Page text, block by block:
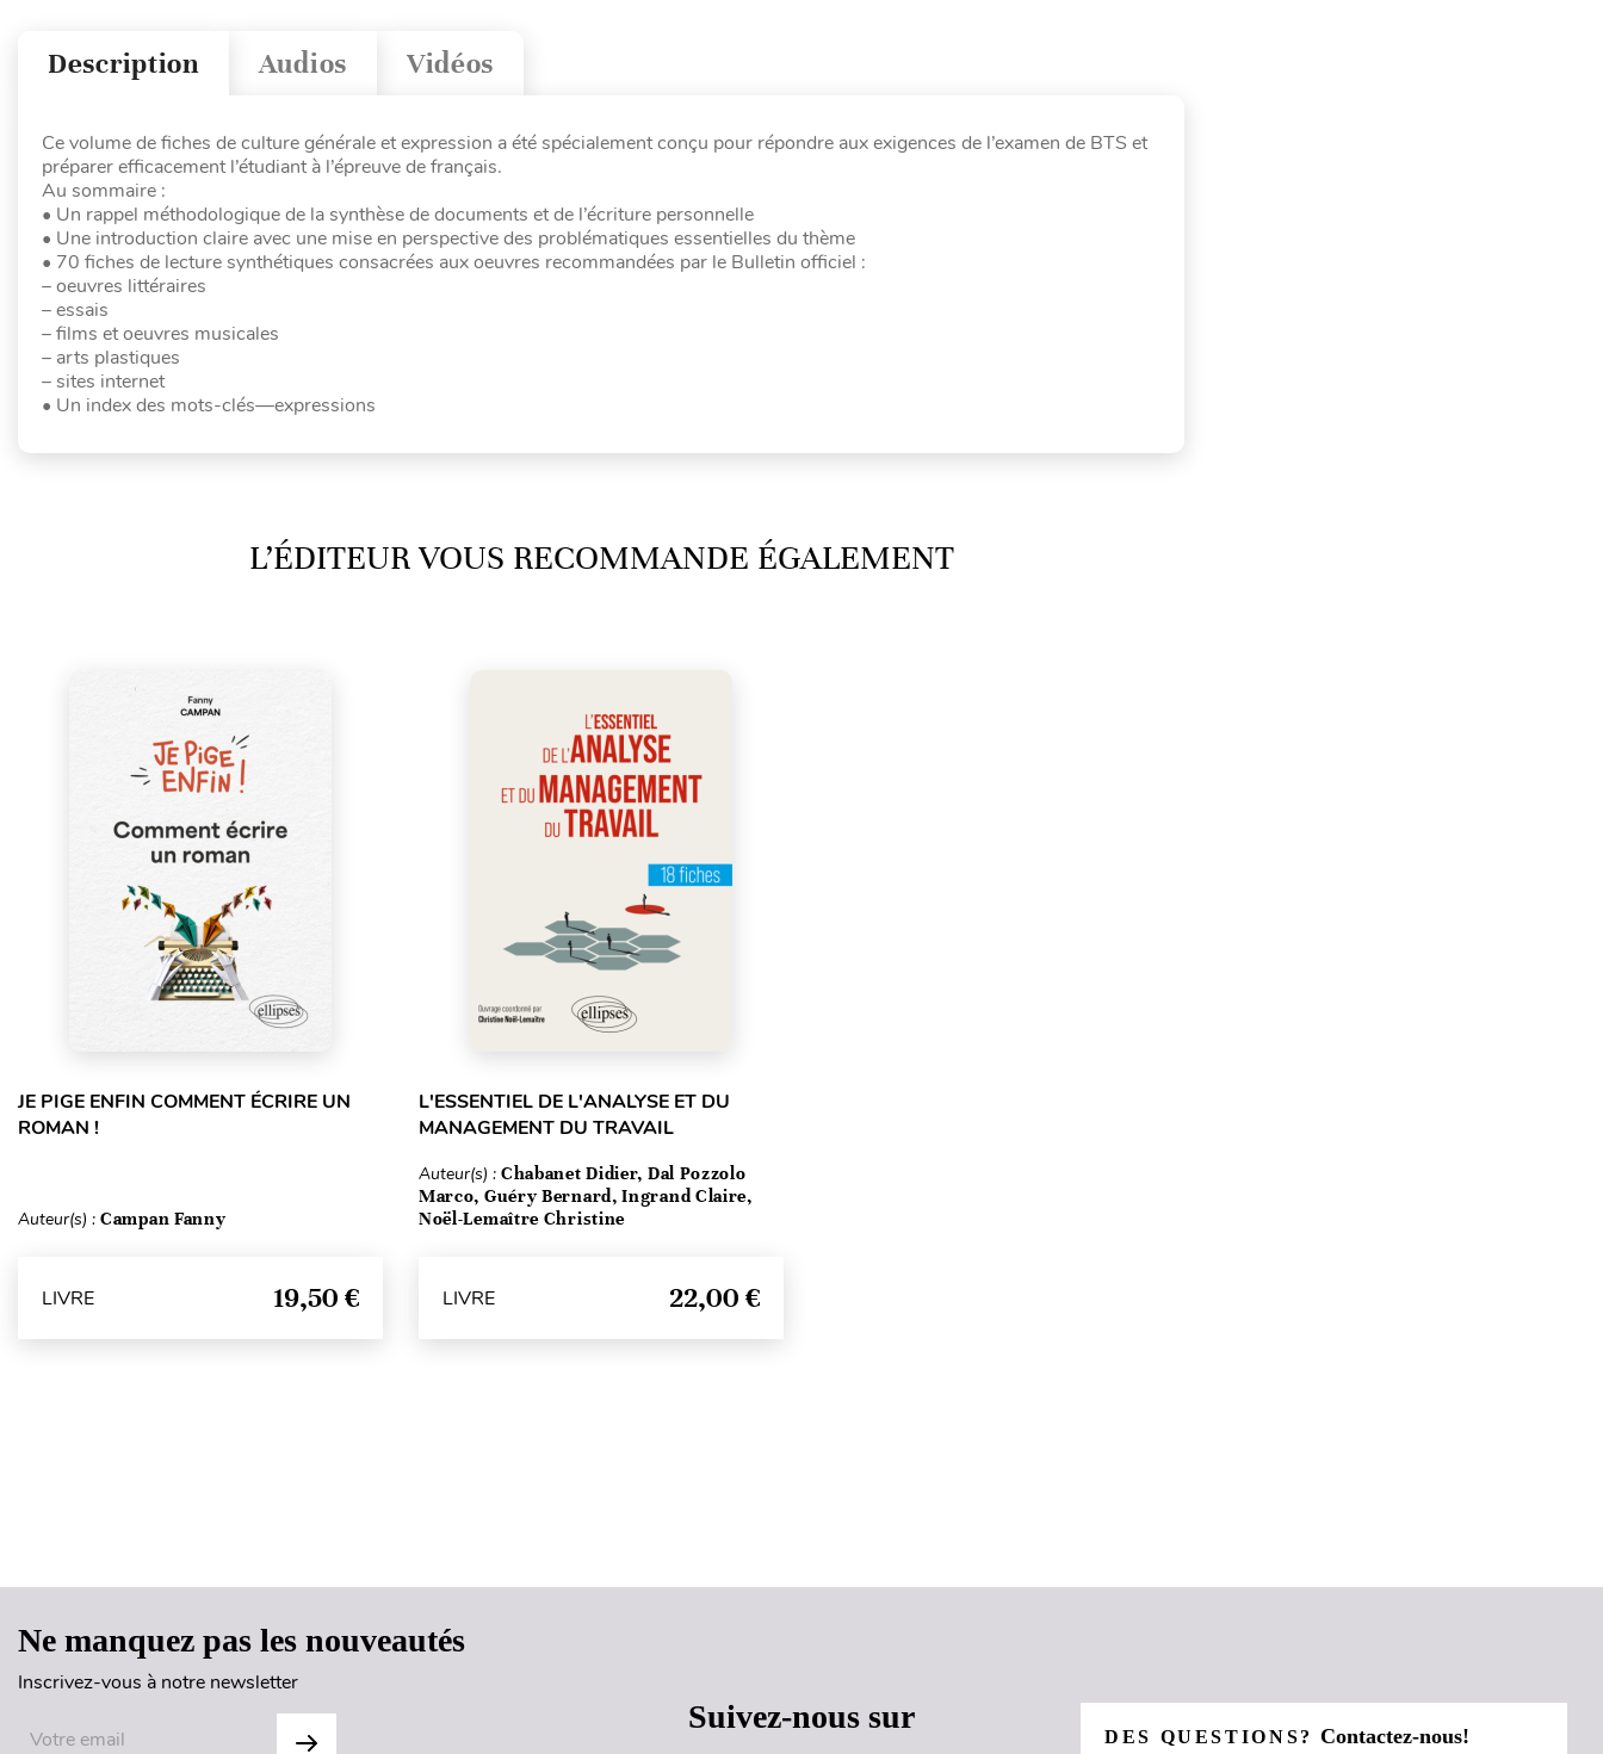
Vidéos
Audios
Description
Ce volume de fiches de culture générale et expression a été spécialement conçu pour répondre aux exigences de l’examen de BTS et
préparer efficacement l’étudiant à l’épreuve de français.
Au sommaire :
• Un rappel méthodologique de la synthèse de documents et de l’écriture personnelle
• Une introduction claire avec une mise en perspective des problématiques essentielles du thème
• 70 fiches de lecture synthétiques consacrées aux oeuvres recommandées par le Bulletin officiel :
– oeuvres littéraires
– essais
– films et oeuvres musicales
– arts plastiques
– sites internet
• Un index des mots-clés—expressions
L’ÉDITEUR VOUS RECOMMANDE ÉGALEMENT
JE PIGE ENFIN COMMENT ÉCRIRE UN
ROMAN !
Auteur(s) : Campan Fanny
LIVRE 19,50 €
L'ESSENTIEL DE L'ANALYSE ET DU
MANAGEMENT DU TRAVAIL
Auteur(s) : Chabanet Didier, Dal Pozzolo
Marco, Guéry Bernard, Ingrand Claire,
Noël-Lemaître Christine
LIVRE 22,00 €
Ne manquez pas les nouveautés
Inscrivez-vous à notre newsletter
Suivez-nous sur
DES QUESTIONS?Contactez-nous!